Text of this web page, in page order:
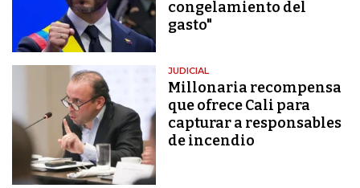
congelamiento del
gasto"
JUDICIAL
Millonaria recompensa
que ofrece Cali para
capturar a responsables
de incendio